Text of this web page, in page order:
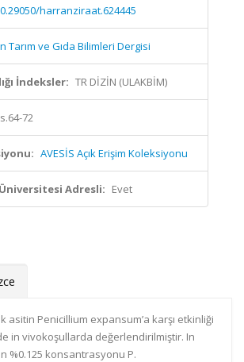
harranziraat.624445
Tarım ve Gıda Bilimleri Dergisi
İndeksler: TR DİZİN (ULAKBİM)
72
AVESİS Açık Erişim Koleksiyonu
Adresli: Evet
asitin Penicillium expansum’a karşı etkinliği
in vivokoşullarda değerlendirilmiştir. In
%0.125 konsantrasyonu P.